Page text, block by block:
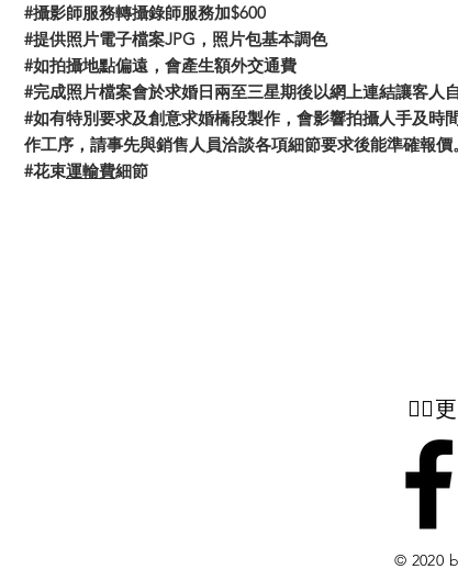
#攝影師服務轉攝錄師服務加$600
#提供照片電子檔案JPG，照片包基本調色
#如拍攝地點偏遠，會產生額外交通費
#完成照片檔案會於求婚日兩至三星期後以網上連結讓客人
#如有特別要求及創意求婚橋段製作，會影響拍攝人手及時
作工序，請事先與銷售人員洽談各項細節要求後能準確報價。
#花束運輸費細節
👇🏻
© 2020